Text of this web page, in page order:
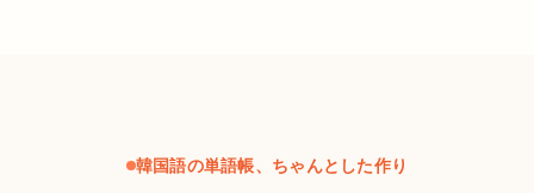
韓国語の単語帳、ちゃんとした作り